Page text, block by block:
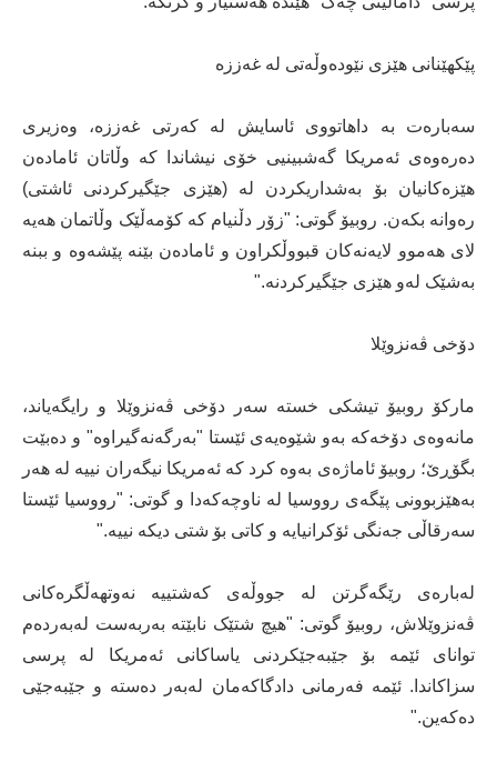
پێکهێنانی هێزی نێودەوڵەتی لە غەززە
سەبارەت بە داهاتووی ئاسایش لە کەرتی غەززە، وەزیری
دەرەوەی ئەمریکا گەشبینیی خۆی نیشاندا کە وڵاتان ئامادەن
هێزەکانیان بۆ بەشداریکردن لە (هێزی جێگیرکردنی ئاشتی)
رەوانە بکەن. روبیۆ گوتی: "زۆر دڵنیام کە کۆمەڵێک وڵاتمان هەیە
لای هەموو لایەنەکان قبووڵکراون و ئامادەن بێنە پێشەوە و ببنە
بەشێک لەو هێزی جێگیرکردنە."
دۆخی ڤەنزوێلا
مارکۆ روبیۆ تیشکی خستە سەر دۆخی ڤەنزوێلا و رایگەیاند،
مانەوەی دۆخەکە بەو شێوەیەی ئێستا "بەرگەنەگیراوە" و دەبێت
بگۆڕێ؛ روبیۆ ئاماژەی بەوە کرد کە ئەمریکا نیگەران نییە لە هەر
بەهێزبوونی پێگەی رووسیا لە ناوچەکەدا و گوتی: "رووسیا ئێستا
سەرقاڵی جەنگی ئۆکرانیایە و کاتی بۆ شتی دیکە نییە."
لەبارەی رێگەگرتن لە جووڵەی کەشتییە نەوتهەڵگرەکانی
ڤەنزوێلاش، روبیۆ گوتی: "هیچ شتێک نابێتە بەربەست لەبەردەم
توانای ئێمە بۆ جێبەجێکردنی یاساکانی ئەمریکا لە پرسی
سزاکاندا. ئێمە فەرمانی دادگاکەمان لەبەر دەستە و جێبەجێی
دەکەین."